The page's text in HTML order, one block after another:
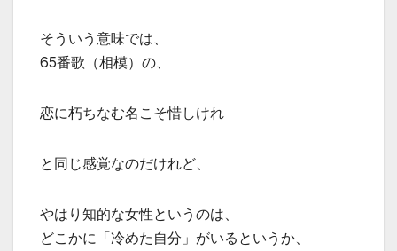
そういう意味では、
65番歌（相模）の、
恋に朽ちなむ名こそ惜しけれ
と同じ感覚なのだけれど、
やはり知的な女性というのは、
どこかに「冷めた自分」がいるというか、